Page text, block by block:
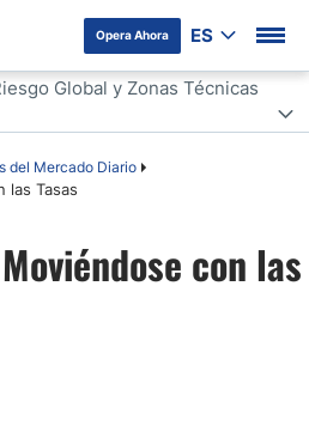
Opera Ahora ES
del Mercado Diario
las Tasas
Global y Zonas Técnicas
y Zonas Técnicas Clave
con las